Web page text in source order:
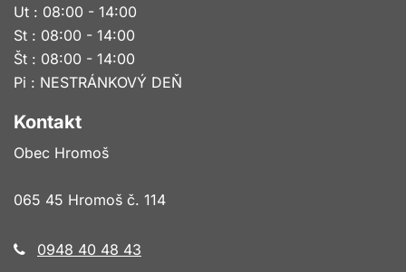
Ut : 08:00 - 14:00
St : 08:00 - 14:00
Št : 08:00 - 14:00
Pi : NESTRÁNKOVÝ DEŇ
Kontakt
Obec Hromoš
065 45 Hromoš č. 114
0948 40 48 43